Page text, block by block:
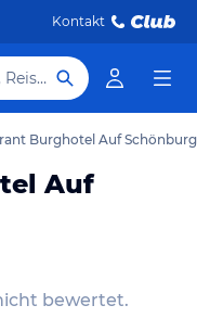
Kontakt
Hotel, Reiseziel
Burghotel Auf Schönburg
Auf
bewertet.